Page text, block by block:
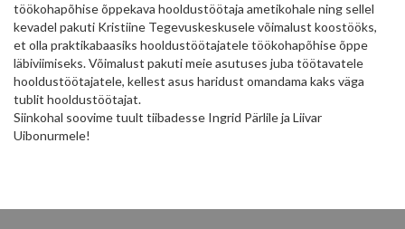
töökohapõhise õppekava hooldustöötaja ametikohale ning sellel
kevadel pakuti Kristiine Tegevuskeskusele võimalust koostööks,
et olla praktikabaasiks hooldustöötajatele töökohapõhise õppe
läbiviimiseks. Võimalust pakuti meie asutuses juba töötavatele
hooldustöötajatele, kellest asus haridust omandama kaks väga
tublit hooldustöötajat.
Siinkohal soovime tuult tiibadesse Ingrid Pärlile ja Liivar
Uibonurmele!